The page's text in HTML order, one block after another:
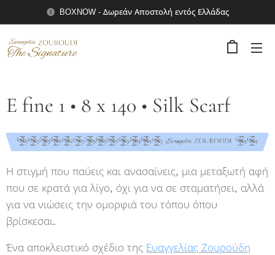
BOXNOW - Δωρεάν Αποστολή εντός Ελλάδας
E fine 1 • 8 x 140 • Silk Scarf
Η στιγμή που παύεις και ανασαίνεις, μια μεταξωτή αφή
που σε κρατά για λίγο, όχι για να σε σταματήσει, αλλά
για να νιώσεις την ομορφιά του τόπου όπου
βρίσκεσαι.
Ένα αποκλειστικό σχέδιο της Ευαγγελίας Ζουρούδη